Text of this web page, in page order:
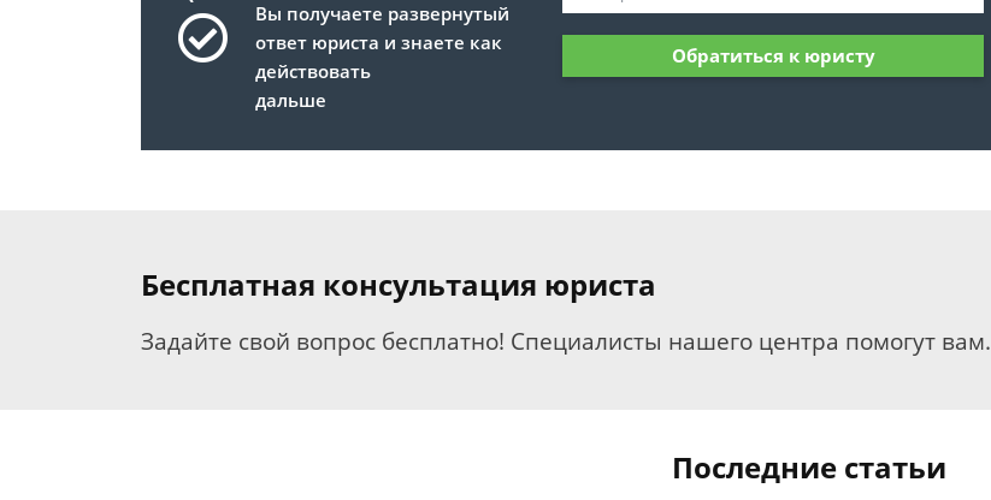
Вы получаете развернутый
ответ юриста и знаете как
действовать
дальше
Обратиться к юристу
Бесплатная консультация юриста
Задайте свой вопрос бесплатно! Специалисты нашего центра помогут вам.
Последние статьи